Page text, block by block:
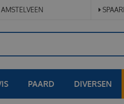
PAARD DIVERSEN